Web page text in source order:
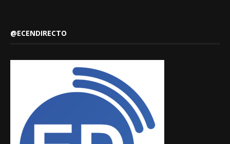
@ECENDIRECTO